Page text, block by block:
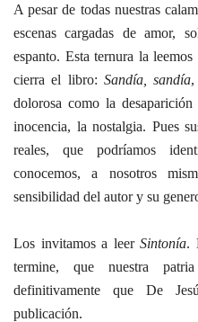
A pesar de todas nuestras
escenas cargadas de amor,
espanto. Esta ternura la
cierra el libro: Sandía, sandía,
dolorosa como la
inocencia, la nostalgia. Pues
reales, que podríamos
conocemos, a nosotros
sensibilidad del autor y su
Los invitamos a leerSintonía.
termine, que nuestra
definitivamente que De
publicación.